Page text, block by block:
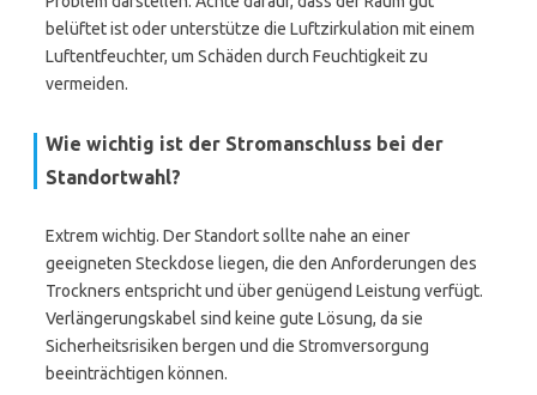
belüftet ist oder unterstütze die Luftzirkulation mit einem
Luftentfeuchter, um Schäden durch Feuchtigkeit zu
vermeiden.
Wie wichtig ist der Stromanschluss bei der
Standortwahl?
Extrem wichtig. Der Standort sollte nahe an einer
geeigneten Steckdose liegen, die den Anforderungen des
Trockners entspricht und über genügend Leistung verfügt.
Verlängerungskabel sind keine gute Lösung, da sie
Sicherheitsrisiken bergen und die Stromversorgung
beeinträchtigen können.